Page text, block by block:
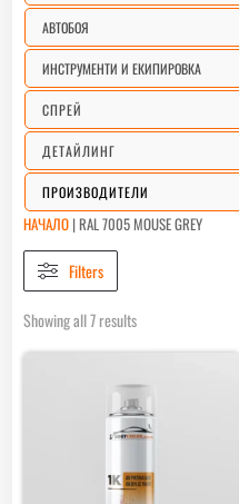
АВТОБОЯ
ИНСТРУМЕНТИ И ЕКИПИРОВКА
СПРЕЙ
ДЕТАЙЛИНГ
ПРОИЗВОДИТЕЛИ
НАЧАЛО |RAL 7005 MOUSE GREY
Filters
Showing all 7 resultsSorted